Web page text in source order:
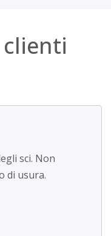
clienti
sci. Non
di usura.